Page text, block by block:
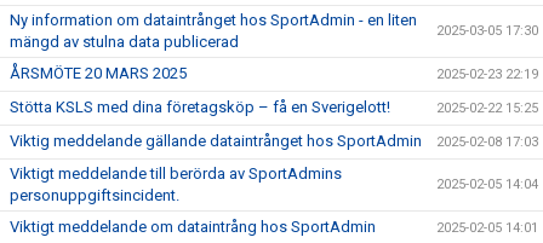
Ny information om dataintrånget hos SportAdmin - en liten
mängd av stulna data publicerad
2025-03-05 17:30
ÅRSMÖTE 20 MARS 2025 2025-02-23 22:19
Stötta KSLS med dina företagsköp – få en Sverigelott! 2025-02-22 15:25
Viktig meddelande gällande dataintrånget hos SportAdmin 2025-02-08 17:03
Viktigt meddelande till berörda av SportAdmins
personuppgiftsincident.
2025-02-05 14:04
Viktigt meddelande om dataintrång hos SportAdmin 2025-02-05 14:01